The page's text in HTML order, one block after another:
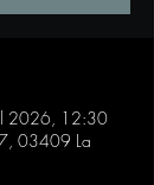
2026, 12:30
03409 La